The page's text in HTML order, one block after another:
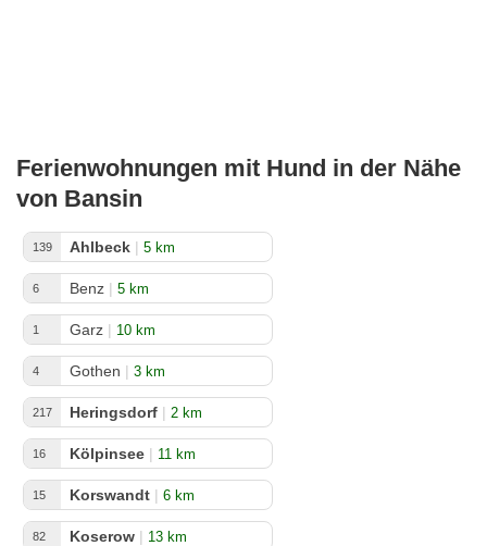
Ferienwohnungen mit Hund in der Nähe
von Bansin
139 Ahlbeck | 5 km
6 Benz | 5 km
1 Garz | 10 km
4 Gothen | 3 km
217 Heringsdorf | 2 km
16 Kölpinsee | 11 km
15 Korswandt | 6 km
82 Koserow | 13 km